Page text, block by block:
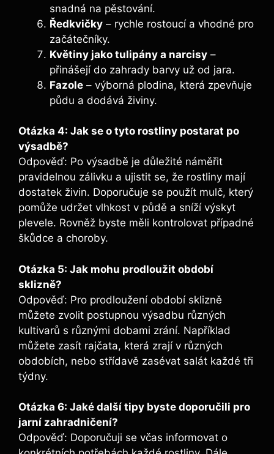
snadná na pěstování.
Ředkvičky – rychle rostoucí a vhodné pro
začátečníky.
Květiny jako tulipány a narcisy –
přinášejí do zahrady barvy už od jara.
Fazole – výborná plodina, která zpevňuje
půdu a dodává živiny.
Otázka 4: Jak se o tyto rostliny postarat po
výsadbě?
Odpověď: Po výsadbě je důležité náměřit
pravidelnou zálivku a ujistit se, že rostliny mají
dostatek živin. Doporučuje se použít mulč, který
pomůže udržet vlhkost v půdě a sníží výskyt
plevele. Rovněž byste měli kontrolovat případné
škůdce a choroby.
Otázka 5: Jak mohu prodloužit období
sklizně?
Odpověď: Pro prodloužení období sklizně
můžete zvolit postupnou výsadbu různých
kultivarů s různými dobami zrání. Například
můžete zasít rajčata, která zrají v různých
obdobích, nebo střídavě zasévat salát každé tři
týdny.
Otázka 6: Jaké další tipy byste doporučili pro
jarní zahradničení?
Odpověď: Doporučuji se včas informovat o